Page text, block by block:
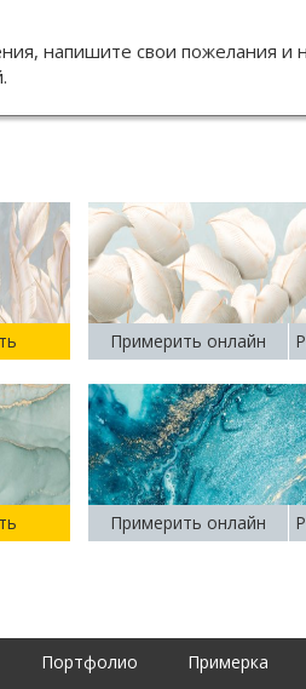
напишите свои пожелания и
Примерить онлайн
Примерить онлайн
Портфолио Примерка